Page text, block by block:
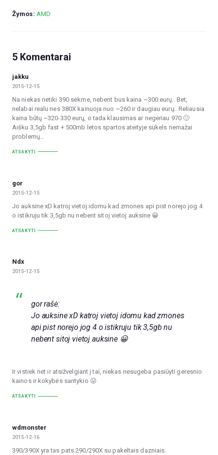
Žymos: AMD
5 Komentarai
jakku
2015-12-15
Na niekas netiki 390 sėkme, nebent bus kaina ~300 eurų.. Bet,
nelabai realu nes 380X kainuoja nuo ~260 ir daugiau eurų.. Reliausia
kaina būtų ~320-330 eurų, o tada klausimas ar negeriau 970 🙂
Aišku 3,5gb fast + 500mb letos spartos ateityje sukels nemažai
problemų…
ATSAKYTI
gor
2015-12-15
Jo auksine xD katroj vietoj idomu kad zmones api pist norejo jog 4
o istikruju tik 3,5gb nu nebent sitoj vietoj auksine 😀
ATSAKYTI
Ndx
2015-12-15
gor rašė:
Jo auksine xD katroj vietoj idomu kad zmones
api pist norejo jog 4 o istikruju tik 3,5gb nu
nebent sitoj vietoj auksine 😀
Ir vistiek net ir atsižvelgiant į tai, niekas nesugeba pasiūyti geresnio
kainos ir kokybės santykio 😛
ATSAKYTI
wdmonster
2015-12-16
390/390X yra tas pats 290/290X su pakeltais dazniais.